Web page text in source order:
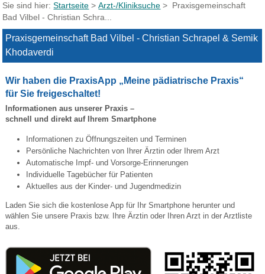
Sie sind hier:Startseite >Arzt-/Kliniksuche > Praxisgemeinschaft
Bad Vilbel - Christian Schra...
Praxisgemeinschaft Bad Vilbel - Christian Schrapel & Semik
Khodaverdi
Wir haben die PraxisApp „Meine pädiatrische Praxis“
für Sie freigeschaltet!
Informationen aus unserer Praxis –
schnell und direkt auf Ihrem Smartphone
Informationen zu Öffnungszeiten und Terminen
Persönliche Nachrichten von Ihrer Ärztin oder Ihrem Arzt
Automatische Impf- und Vorsorge-Erinnerungen
Individuelle Tagebücher für Patienten
Aktuelles aus der Kinder- und Jugendmedizin
Laden Sie sich die kostenlose App für Ihr Smartphone herunter und
wählen Sie unsere Praxis bzw. Ihre Ärztin oder Ihren Arzt in der Arztliste
aus.